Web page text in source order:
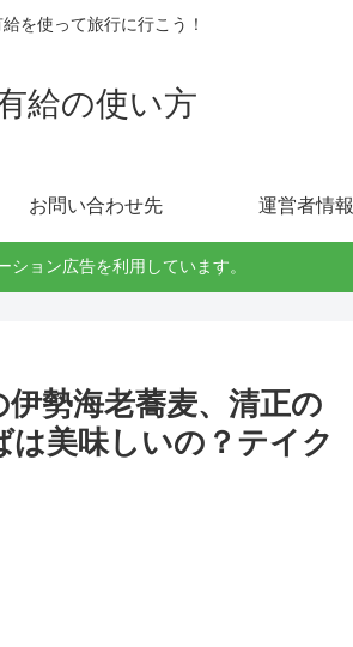
給を使って旅行に行こう！
給の使い方
お問い合わせ先 運営者情報
ション広告を利用しています。
勢海老蕎麦、清正の
美味しいの？テイク